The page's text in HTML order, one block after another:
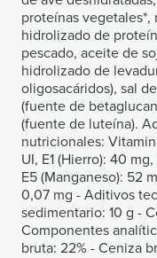
proteínas vegetales*,
hidrolizado de
pescado, aceite de
hidrolizado de
oligosacáridos), sal
(fuente de
(fuente de luteína).
nutricionales:
UI, E1 (Hierro): 40
E5 (Manganeso): 52
0,07 mg - Aditivos
sedimentario: 10 g -
Componentes
bruta: 22% - Ceniza